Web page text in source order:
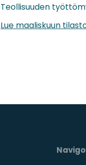
Teollisuuden
Lue maaliskuun